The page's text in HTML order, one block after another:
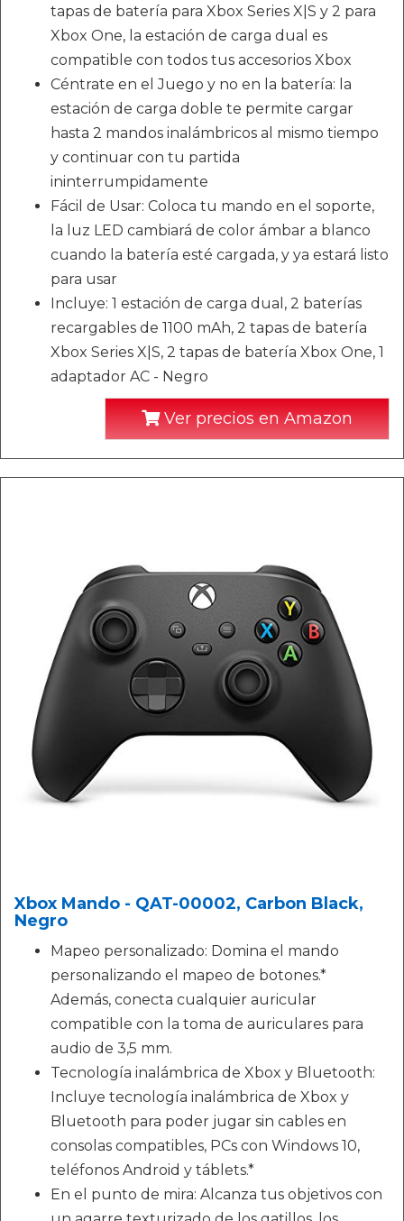
tapas de batería para Xbox Series X|S y 2 para
Xbox One, la estación de carga dual es
compatible con todos tus accesorios Xbox
Céntrate en el Juego y no en la batería: la
estación de carga doble te permite cargar
hasta 2 mandos inalámbricos al mismo tiempo
y continuar con tu partida
ininterrumpidamente
Fácil de Usar: Coloca tu mando en el soporte,
la luz LED cambiará de color ámbar a blanco
cuando la batería esté cargada, y ya estará listo
para usar
Incluye: 1 estación de carga dual, 2 baterías
recargables de 1100 mAh, 2 tapas de batería
Xbox Series X|S, 2 tapas de batería Xbox One, 1
adaptador AC - Negro
Ver precios en Amazon
Xbox Mando - QAT-00002, Carbon Black,
Negro
Mapeo personalizado: Domina el mando
personalizando el mapeo de botones.*
Además, conecta cualquier auricular
compatible con la toma de auriculares para
audio de 3,5 mm.
Tecnología inalámbrica de Xbox y Bluetooth:
Incluye tecnología inalámbrica de Xbox y
Bluetooth para poder jugar sin cables en
consolas compatibles, PCs con Windows 10,
teléfonos Android y táblets.*
En el punto de mira: Alcanza tus objetivos con